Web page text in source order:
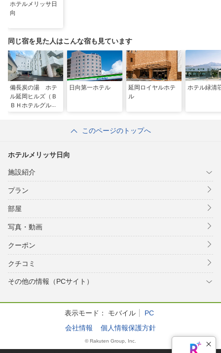
ホテルメリッサ日
向
同じ宿を見た人はこんな宿も見ています
備長炭の湯 ホテ
ル延岡ヒルズ（Ｂ
ＢＨホテルグルー
日向第一ホテル
延岡ロイヤルホテ
ル
ホテル緑清
このページのトップへ
ホテルメリッサ日向
施設紹介
プラン
部屋
写真・動画
クーポン
クチコミ
その他の情報（PCサイト）
表示モード： モバイル
PC
会社情報
個人情報保護方針
© Rakuten Group, Inc.